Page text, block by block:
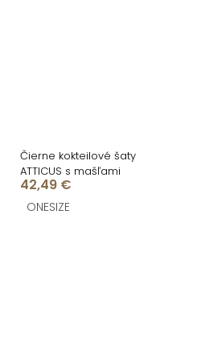
Čierne kokteilové šaty
ATTICUS s mašľami
42,49 €
ONESIZE